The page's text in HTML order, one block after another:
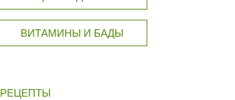
ВИТАМИНЫ И БАДЫ
РЕЦЕПТЫ